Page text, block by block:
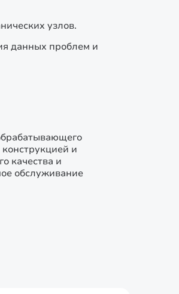
узлов.
данных проблем и
и
качества и
обслуживание